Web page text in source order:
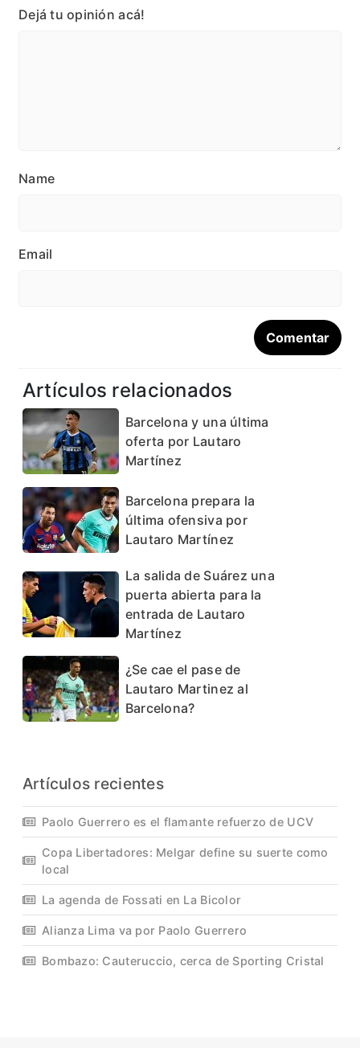
Dejá tu opinión acá!
Name
Email
Artículos relacionados
Barcelona y una última
oferta por Lautaro
Martínez
Barcelona prepara la
última ofensiva por
Lautaro Martínez
La salida de Suárez una
puerta abierta para la
entrada de Lautaro
Martínez
¿Se cae el pase de
Lautaro Martinez al
Barcelona?
Artículos recientes
Paolo Guerrero es el flamante refuerzo de UCV
Copa Libertadores: Melgar define su suerte como
local
La agenda de Fossati en La Bicolor
Alianza Lima va por Paolo Guerrero
Bombazo: Cauteruccio, cerca de Sporting Cristal